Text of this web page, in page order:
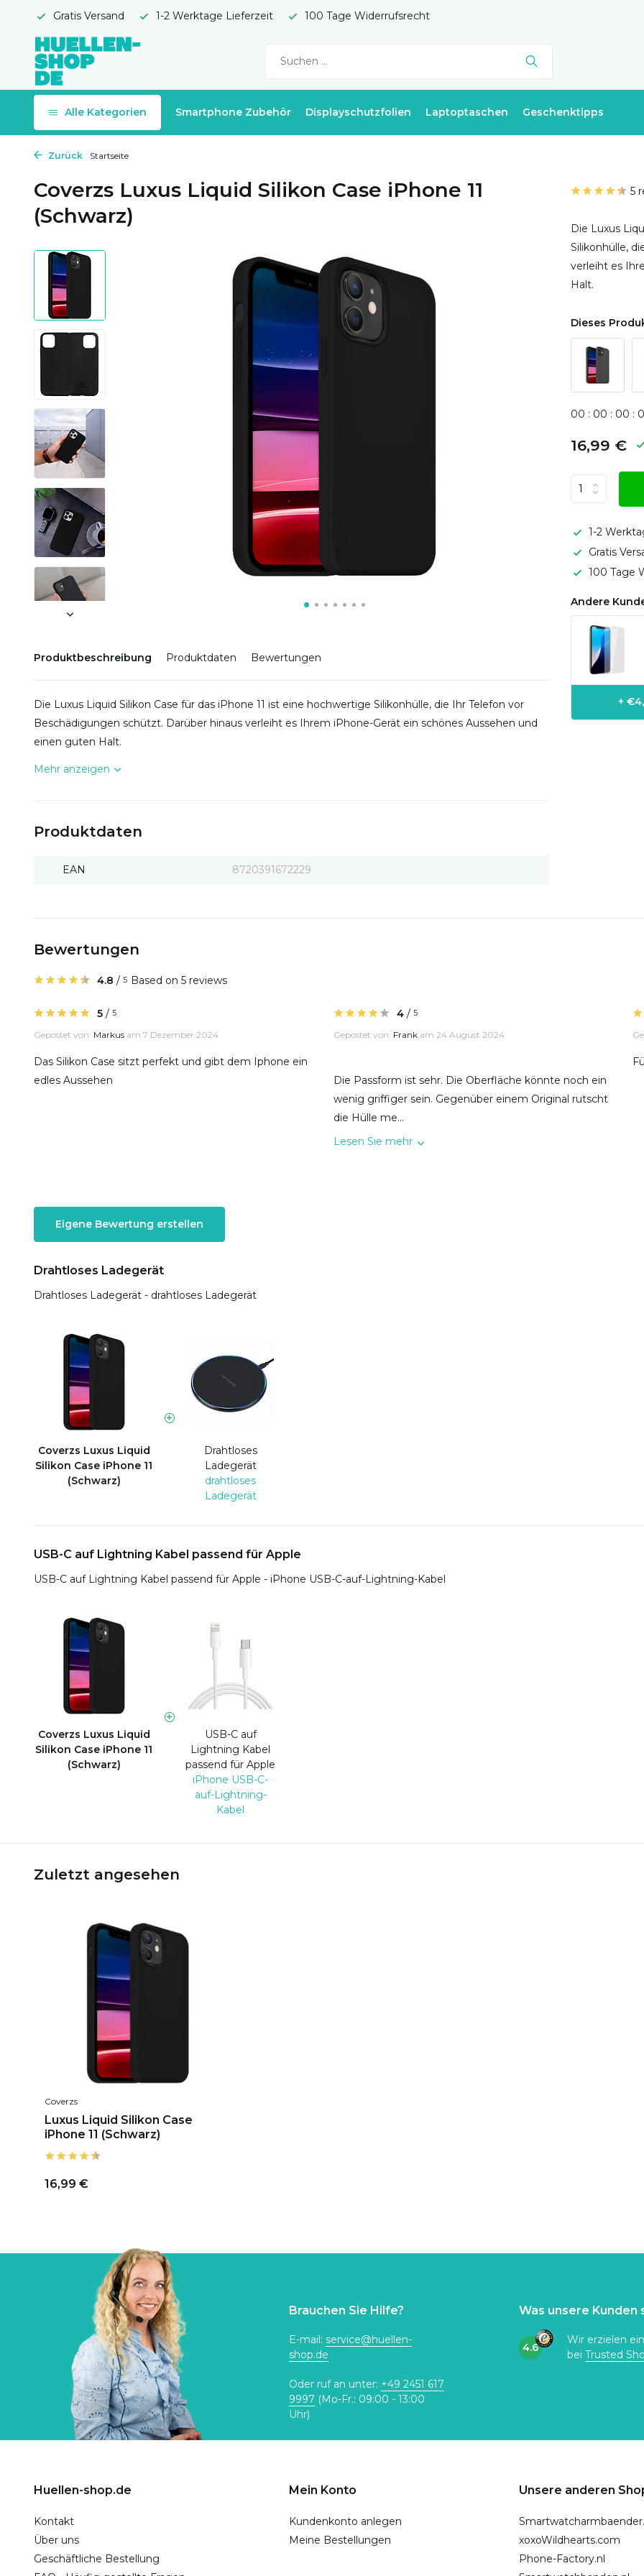
Gratis Versand 1-2 Werktage Lieferzeit 100 Tage Widerrufsrecht
Alle Kategorien Smartphone Zubehör Displayschutzfolien Laptoptaschen Geschenktipps
Zurück Startseite
Coverzs Luxus Liquid Silikon Case iPhone 11
(Schwarz)
Produktbeschreibung Produktdaten Bewertungen
Die Luxus Liquid Silikon Case für das iPhone 11 ist eine hochwertige Silikonhülle, die Ihr Telefon vor
Beschädigungen schützt. Darüber hinaus verleiht es Ihrem iPhone-Gerät ein schönes Aussehen und
einen guten Halt.
Mehr anzeigen
Produktdaten
EAN 8720391672229
5
Die Luxus
Silikonhülle,
verleiht es
Halt.
Dieses
00 : 00 : 00 : 0
16,99 €
1-2
Gratis
100 Tage
Andere
+
Bewertungen
4.8 / 5 Based on 5 reviews
5 / 5
Gepostet von: Markus am 7 Dezember 2024
Das Silikon Case sitzt perfekt und gibt dem Iphone ein
edles Aussehen
4/ 5
Gepostet von: Frankam 24 August 2024
Die Passform ist sehr. Die Oberfläche könnte noch ein
wenig griffiger sein. Gegenüber einem Original rutscht
die Hülle me...
Lesen Sie mehr
Eigene Bewertung erstellen
Drahtloses Ladegerät
Drahtloses Ladegerät - drahtloses Ladegerät
Coverzs Luxus Liquid
Silikon Case iPhone 11
(Schwarz)
Drahtloses
Ladegerät
drahtloses
Ladegerät
USB-C auf Lightning Kabel passend für Apple
USB-C auf Lightning Kabel passend für Apple - iPhone USB-C-auf-Lightning-Kabel
Coverzs Luxus Liquid
Silikon Case iPhone 11
(Schwarz)
USB-C auf
Lightning Kabel
passend für Apple
iPhone USB-C-
auf-Lightning-
Kabel
Zuletzt angesehen
Coverzs
Luxus Liquid Silikon Case
iPhone 11 (Schwarz)
16,99 €
Brauchen Sie Hilfe?
E-mail: service@huellen-
shop.de
Oder ruf an unter: +49 2451 617
9997 (Mo-Fr.: 09:00 - 13:00
Uhr)
Was unsere Kunden
4.6
Wir erzielen
bei Trusted
Huellen-shop.de
Kontakt
Über uns
Geschäftliche Bestellung
Mein Konto
Kundenkonto anlegen
Meine Bestellungen
Unsere anderen
xoxoWildhearts.com
Phone-Factory.nl